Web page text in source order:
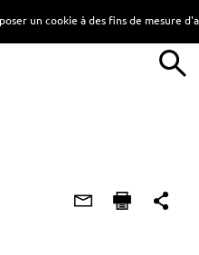
un cookie à des fins de mesure